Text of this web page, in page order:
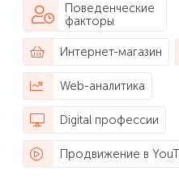
Поведенческие
факторы
Интернет-магазин
Digital профессии
Продвижение в
Web-аналитика